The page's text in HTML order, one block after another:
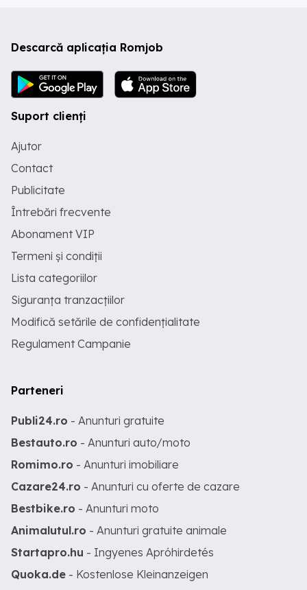
Descarcă aplicația Romjob
Suport clienți
Ajutor
Contact
Publicitate
Întrebări frecvente
Abonament VIP
Termeni și condiții
Lista categoriilor
Siguranța tranzacțiilor
Modifică setările de confidențialitate
Regulament Campanie
Parteneri
Publi24.ro - Anunturi gratuite
Bestauto.ro - Anunturi auto/moto
Romimo.ro - Anunturi imobiliare
Cazare24.ro - Anunturi cu oferte de cazare
Bestbike.ro - Anunturi moto
Animalutul.ro - Anunturi gratuite animale
Startapro.hu - Ingyenes Apróhirdetés
Quoka.de - Kostenlose Kleinanzeigen